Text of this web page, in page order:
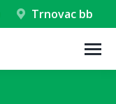
Trnovac bb